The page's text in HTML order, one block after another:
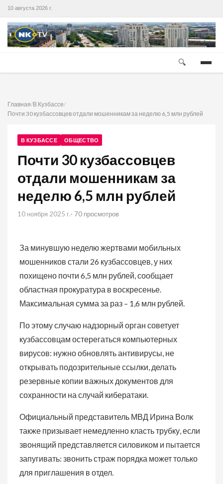
10 августа 2026 г.
🔍
Главная/В Кузбассе/
Почти 30 кузбассовцев отдали мошенникам за неделю 6,5 млн рублей
В КУЗБАССЕ ОБЩЕСТВО
Почти 30 кузбассовцев
отдали мошенникам за
неделю 6,5 млн рублей
10 ноября 2025 г.· 70 просмотров
За минувшую неделю жертвами мобильных
мошенников стали 26 кузбассовцев, у них
похищено почти 6,5 млн рублей, сообщает
областная прокуратура в воскресенье.
Максимальная сумма за раз – 1,6 млн рублей.
По этому случаю надзорный орган советует
кузбассовцам остерегаться компьютерных
вирусов: нужно обновлять антивирусы, не
открывать подозрительные ссылки, делать
резервные копии важных документов для
сохранности на случай кибератаки.
Официальный представитель МВД Ирина Волк
также призывает немедленно класть трубку, если
звонящий представляется силовиком и пытается
запугивать: звонить страж порядка может только
для приглашения в отдел.